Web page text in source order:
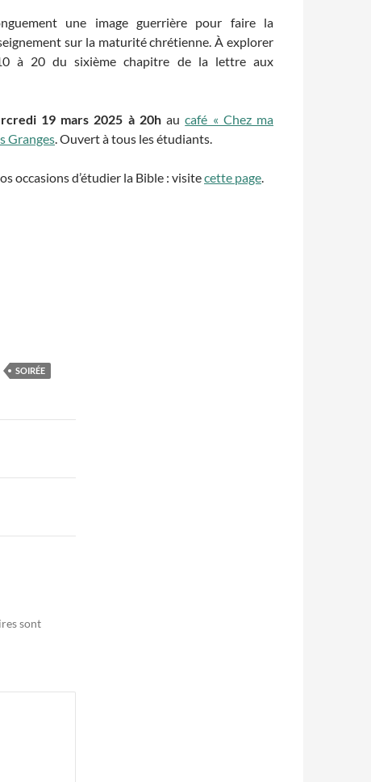
une image guerrière pour faire la
sur la maturité chrétienne. À explorer
à 20 du sixième chapitre de la lettre aux
19 mars 2025 à 20haucafé « Chez ma
Granges. Ouvert à tous les étudiants.
occasions d’étudier la Bible : visitecette page.
SOIRÉE
sont